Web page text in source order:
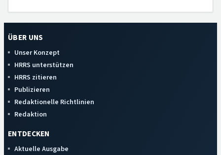
ÜBER UNS
Unser Konzept
HRRS unterstützen
HRRS zitieren
Publizieren
Redaktionelle Richtlinien
Redaktion
ENTDECKEN
Aktuelle Ausgabe